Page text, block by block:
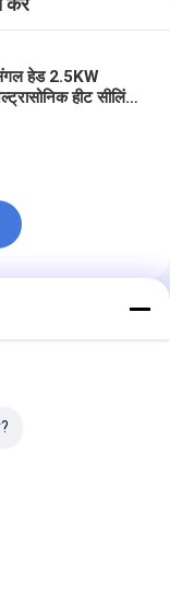
करें
हेड 2.5KW
हीट सीलिंग